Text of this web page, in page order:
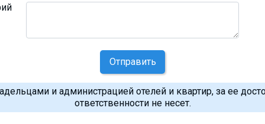
Отправить
и администрацией отелей и квартир, за ее
ответственности не несет.